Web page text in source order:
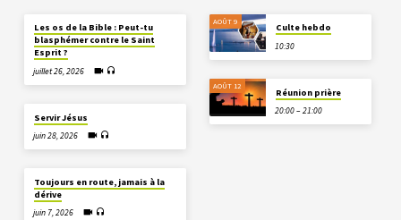
Les os de la Bible : Peut-tu
blasphémer contre le Saint
Esprit ?
juillet 26, 2026
Servir Jésus
juin 28, 2026
Toujours en route, jamais à la
dérive
juin 7, 2026
AOÛT 9
Culte hebdo
10:30
AOÛT 12
Réunion prière
20:00 – 21:00